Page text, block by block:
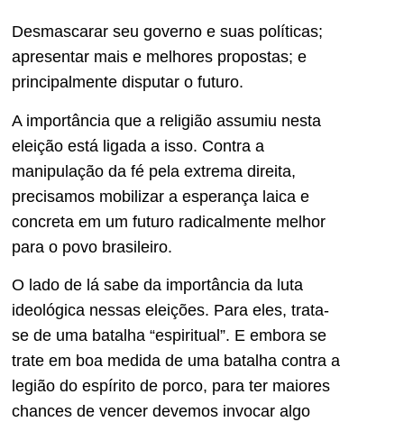
Desmascarar seu governo e suas políticas;
apresentar mais e melhores propostas; e
principalmente disputar o futuro.
A importância que a religião assumiu nesta
eleição está ligada a isso. Contra a
manipulação da fé pela extrema direita,
precisamos mobilizar a esperança laica e
concreta em um futuro radicalmente melhor
para o povo brasileiro.
O lado de lá sabe da importância da luta
ideológica nessas eleições. Para eles, trata-
se de uma batalha “espiritual”. E embora se
trate em boa medida de uma batalha contra a
legião do espírito de porco, para ter maiores
chances de vencer devemos invocar algo